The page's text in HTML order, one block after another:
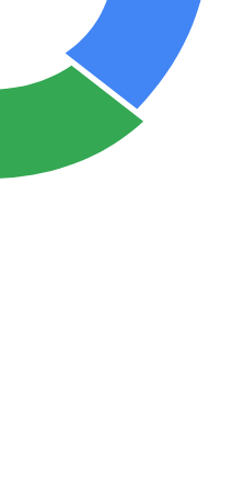
Sjajni Hajduk peticom u
Vilniusu na korak do play-
Preporučuje ContentExchange